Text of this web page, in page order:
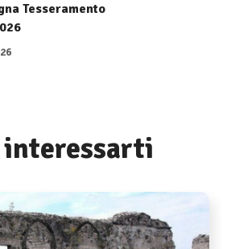
Tesseramento
interessarti